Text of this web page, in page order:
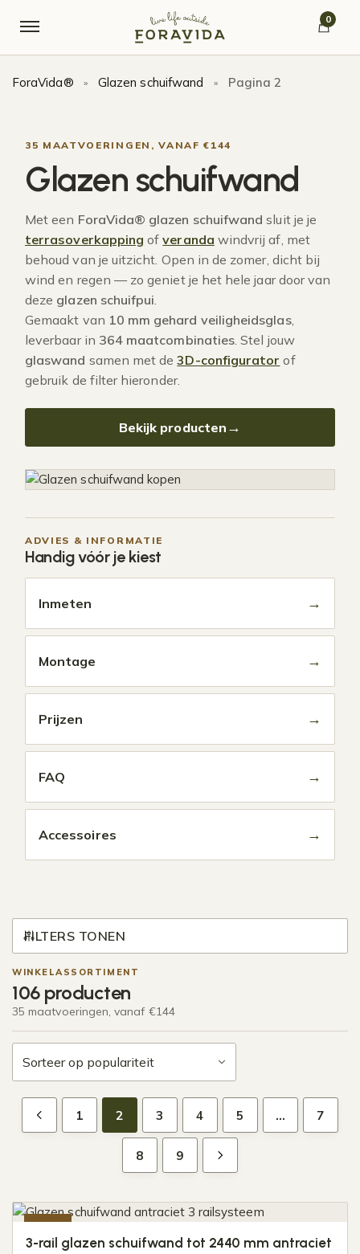
0
ForaVida® » Glazen schuifwand » Pagina 2
35 MAATVOERINGEN, VANAF €144
Glazen schuifwand
Met een ForaVida® glazen schuifwand sluit je je
terrasoverkapping ofveranda windvrij af, met
behoud van je uitzicht. Open in de zomer, dicht bij
wind en regen — zo geniet je het hele jaar door van
deze glazen schuifpui.
Gemaakt van 10 mm gehard veiligheidsglas,
leverbaar in 364 maatcombinaties. Stel jouw
glaswand samen met de3D-configurator of
gebruik de filter hieronder.
Bekijk producten
ADVIES & INFORMATIE
Handig vóór je kiest
Inmeten →
Montage →
Prijzen →
FAQ →
Accessoires →
FILTERS TONEN
WINKELASSORTIMENT
106 producten
35 maatvoeringen, vanaf €144
1 2 3 4 5 … 7
8 9
3-rail glazen schuifwand tot 2440 mm antraciet